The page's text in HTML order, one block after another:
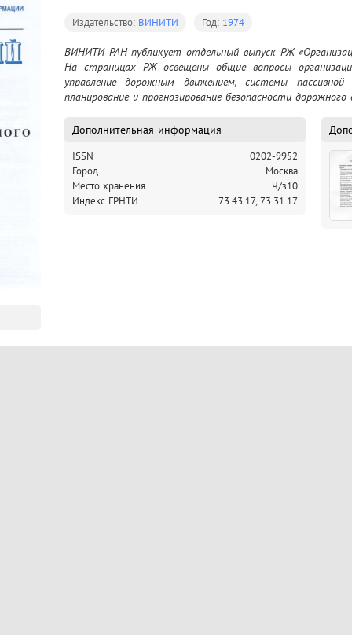
Издательство: ВИНИТИ Год: 1974
ВИНИТИ РАН публикует отдельный выпуск РЖ
На страницах РЖ освещены общие вопросы
управление дорожным движением, системы пассивной
планирование и прогнозирование безопасности
Дополнительная информация
ISSN
0202-9952
Город
Москва
Место хранения
Ч/з10
Индекс ГРНТИ
73.43.17, 73.31.17